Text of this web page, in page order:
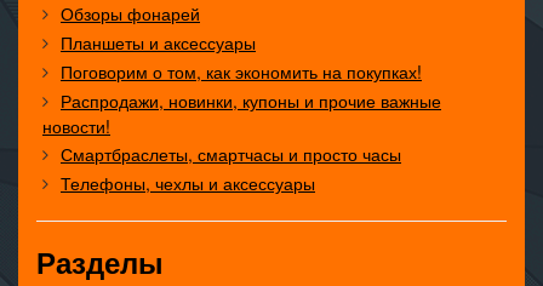
Обзоры фонарей
Планшеты и аксессуары
Поговорим о том, как экономить на покупках!
Распродажи, новинки, купоны и прочие важные
новости!
Смартбраслеты, смартчасы и просто часы
Телефоны, чехлы и аксессуары
Разделы